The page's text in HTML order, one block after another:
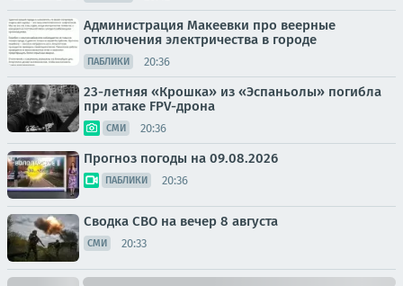
Администрация Макеевки про веерные
отключения электричества в городе
ПАБЛИКИ 20:36
23-летняя «Крошка» из «Эспаньолы» погибла
при атаке FPV-дрона
СМИ 20:36
Прогноз погоды на 09.08.2026
ПАБЛИКИ 20:36
Сводка СВО на вечер 8 августа
СМИ 20:33